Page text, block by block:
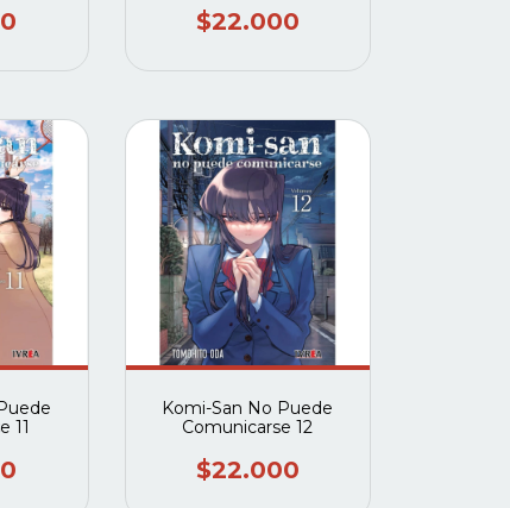
$22.000
11
Komi-San No Puede
Comunicarse 12
$22.000